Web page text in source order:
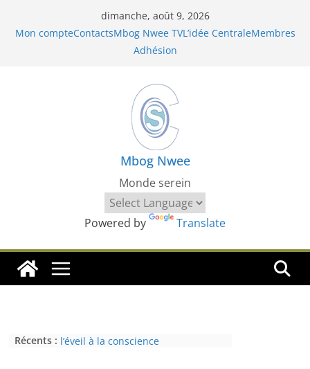
dimanche, août 9, 2026
Mon compteContactsMbog Nwee TVL’idée CentraleMembres
Adhésion
Mbog Nwee
Monde serein
Powered by Translate
Récents : L’Homme et ses Mondes : co-créé et